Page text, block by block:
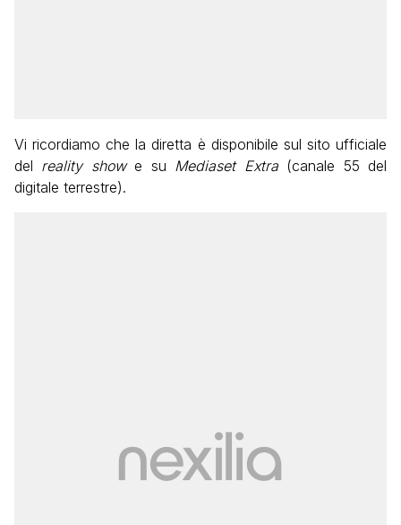
Vi ricordiamo che la diretta è disponibile sul sito ufficiale
del reality showe su Mediaset Extra(canale 55 del
digitale terrestre).